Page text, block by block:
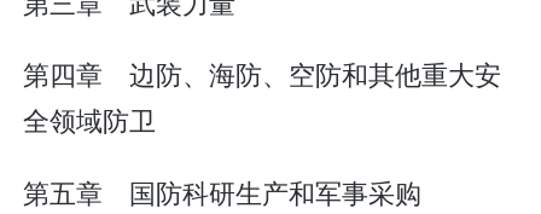
第四章 边防、海防、空防和其他重大安
全领域防卫
第五章 国防科研生产和军事采购